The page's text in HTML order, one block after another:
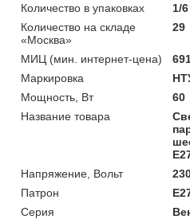
Количество в упаковках
1/6
Количество на складе
«Москва»
29
МИЦ (мин. интернет-цена)
Маркировка
Мощность, Вт
60
Название товара
Напряжение, Вольт
Патрон
Серия